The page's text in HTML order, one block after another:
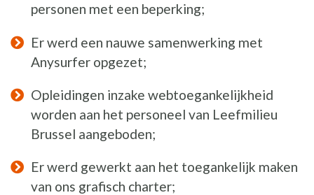
personen met een beperking;
Er werd een nauwe samenwerking met
Anysurfer opgezet;
Opleidingen inzake webtoegankelijkheid
worden aan het personeel van Leefmilieu
Brussel aangeboden;
Er werd gewerkt aan het toegankelijk maken
van ons grafisch charter;